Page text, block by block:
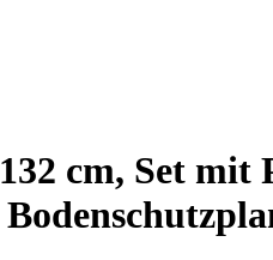
cm, Set mit